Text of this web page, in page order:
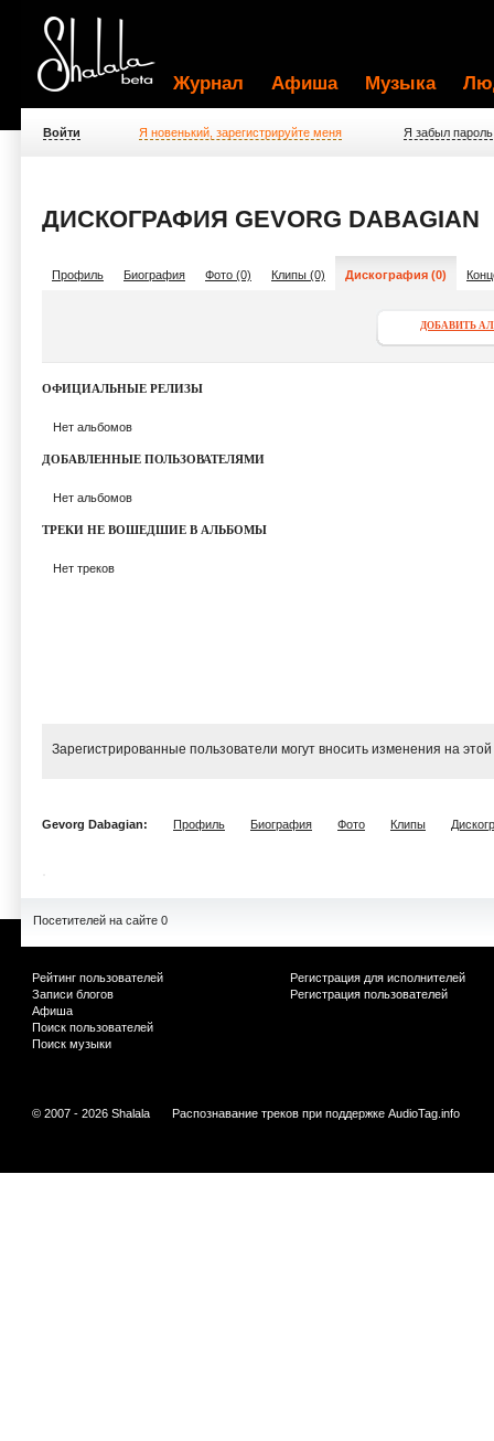
Журнал Афиша Музыка
Войти Я новенький, зарегистрируйте меня Я забыл пароль
ДИСКОГРАФИЯ GEVORG DABAGIAN
Профиль Биография Фото (0) Клипы (0) Дискография (0)
ДОБАВИТЬ
ОФИЦИАЛЬНЫЕ РЕЛИЗЫ
Нет альбомов
ДОБАВЛЕННЫЕ ПОЛЬЗОВАТЕЛЯМИ
Нет альбомов
ТРЕКИ НЕ ВОШЕДШИЕ В АЛЬБОМЫ
Нет треков
Зарегистрированные пользователи могут вносить изменения на
Gevorg Dabagian: Профиль Биография Фото Клипы
Посетителей на сайте 0
Рейтинг пользователей
Записи блогов
Афиша
Поиск пользователей
Поиск музыки
Регистрация для исполнителей
Регистрация пользователей
© 2007 - 2026 Shalala Распознавание треков при поддержке AudioTag.info